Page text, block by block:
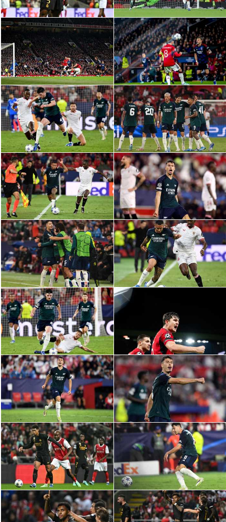
الدوري الإنجليزي
الدوري الإسباني
دوري أبطال أوروبا
القسم الثاني
رياضات أخرى
أمم إفريقيا
كرة السلة الأمريكية
كرة سلة
كرة يد
كرة طائرة
الوطن العربي
في المونديال
رياضة نسائية
آسيا
ركن الألعاب
أقسام خاصة
Gamers
ميركاتو
تحقيق في الجول
تقرير في الجول
تحليل في الجول
حكايات في الجول
كويز في الجول
فيديو في الجول